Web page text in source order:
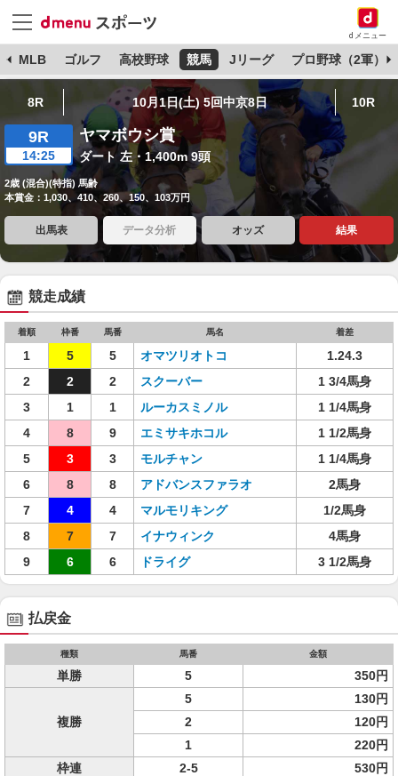
dメニュー
MLB ゴルフ 高校野球 競馬 Jリーグ プロ野球（2軍）
8R 10月1日(土) 5回中京8日 10R
9R
14:25
ヤマボウシ賞
ダート 左・1,400m 9頭
2歳 (混合)(特指) 馬齢
本賞金：1,030、410、260、150、103万円
出馬表 データ分析 オッズ 結果
競走成績
着順 枠番 馬番 馬名 着差
1 5 5 オマツリオトコ
1.24.3
2
2 2 スクーバー
1 3/4馬身
3
1 1 ルーカスミノル
1 1/4馬身
4
8 9 エミサキホコル
1 1/2馬身
5
3 3 モルチャン
1 1/4馬身
6
8 8 アドバンスファラオ
2馬身
7
4 4 マルモリキング
1/2馬身
8
7 7 イナウィンク
4馬身
9
6 6 ドライグ 3 1/2馬身
払戻金
種類 馬番 金額
単勝 5 350円
複勝
5
130円
2
120円
1
220円
枠連
2-5
530円